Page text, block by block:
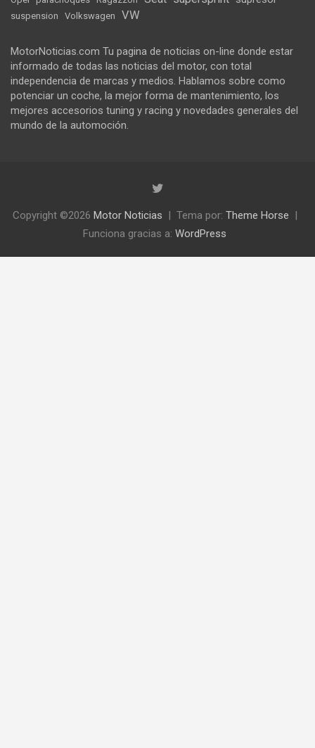
suspension Volkswagen VW
MotorNoticias.com Tu pagina de noticias on-line donde estar
informado de todas las noticias del motor, con total
independencia de marcas y medios. Hablamos sobre como
potenciar un coche, la mejor forma de mantenimiento, los
mejores accesorios tuning y racing y novedades generales del
mundo de la automoción.
Copyright ©2026 Motor Noticias Tema por: Theme Horse
Funciona gracias a: WordPress